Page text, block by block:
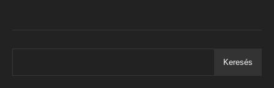
Keresés